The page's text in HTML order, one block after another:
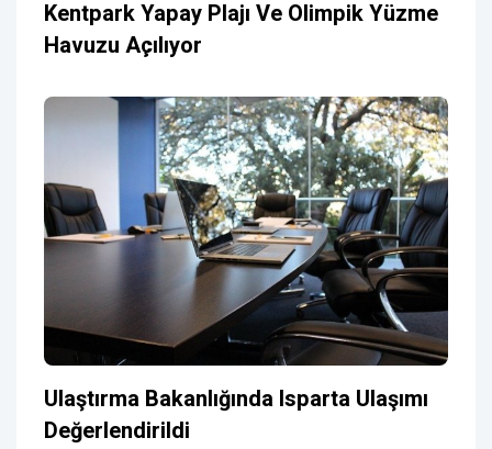
Kentpark Yapay Plajı Ve Olimpik Yüzme
Havuzu Açılıyor
Ulaştırma Bakanlığında Isparta Ulaşımı
Değerlendirildi